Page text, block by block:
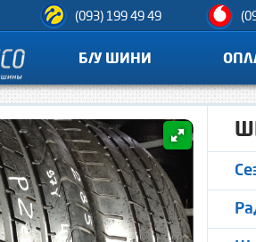
(093) 199 49 49
Б/У ШИНИ